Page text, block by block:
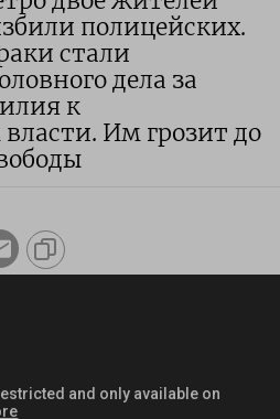
полицейских.
стали
дела за
к
Им грозит до